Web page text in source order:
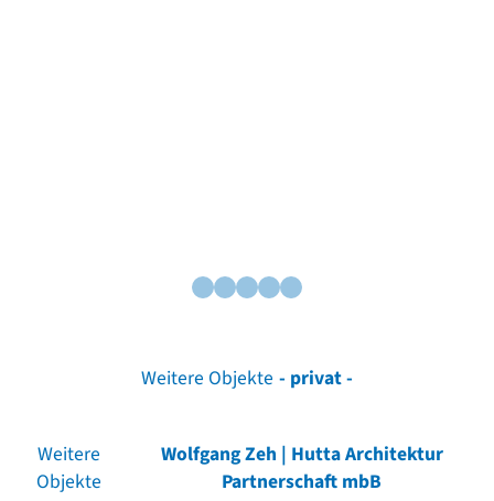
Weitere Objekte - privat -
Weitere
Objekte
Wolfgang Zeh | Hutta Architektur
Partnerschaft mbB